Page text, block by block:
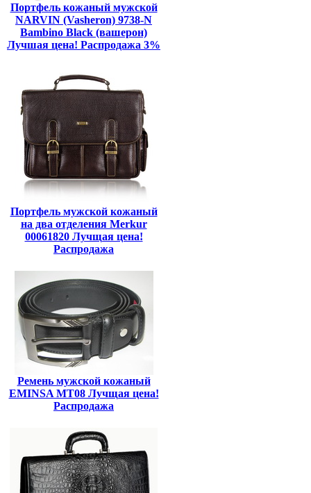
Портфель кожаный мужской
NARVIN (Vasheron) 9738-N
Bambino Black (вашерон)
Лучшая цена! Распродажа 3%
Портфель мужской кожаный
на два отделения Merkur
00061820 Лучщая цена!
Распродажа
Ремень мужской кожаный
EMINSA MT08 Лучщая цена!
Распродажа